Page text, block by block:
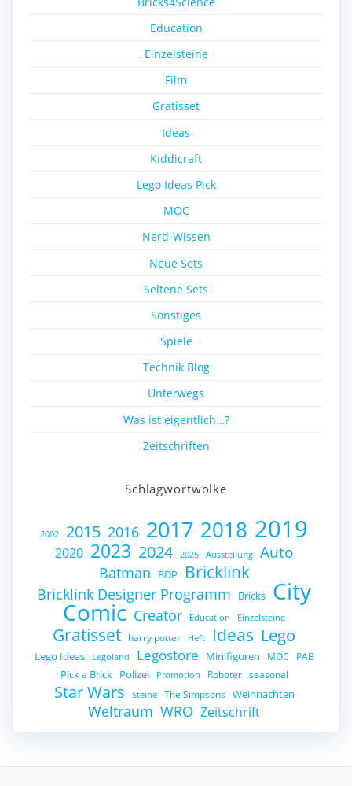
Education
Einzelsteine
Film
Gratisset
Ideas
Kiddicraft
Lego Ideas Pick
MOC
Nerd-Wissen
Neue Sets
Seltene Sets
Sonstiges
Spiele
Technik Blog
Unterwegs
Was ist eigentlich…?
Zeitschriften
Schlagwortwolke
2002 2015 2016 2017 2018 2019
2020 2023 2024 2025 Ausstellung Auto
Batman BDP Bricklink
Bricklink Designer Programm Bricks City
Comic Creator Education Einzelsteine
Gratisset harry potter Heft Ideas Lego
Lego Ideas Legoland Legostore Minifiguren MOC PAB
Pick a Brick Polizei Promotion Roboter seasonal
Star Wars Steine The Simpsons Weihnachten
Weltraum WRO Zeitschrift